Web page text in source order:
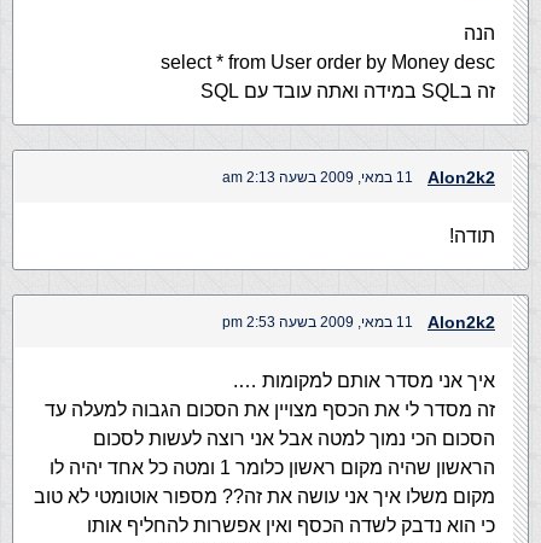
הנה
select * from User order by Money desc
זה בSQL במידה ואתה עובד עם SQL
Alon2k2 11 במאי, 2009 בשעה 2:13 am
תודה!
Alon2k2 11 במאי, 2009 בשעה 2:53 pm
איך אני מסדר אותם למקומות ….
זה מסדר לי את הכסף מצויין את הסכום הגבוה למעלה עד
הסכום הכי נמוך למטה אבל אני רוצה לעשות לסכום
הראשון שהיה מקום ראשון כלומר 1 ומטה כל אחד יהיה לו
מקום משלו איך אני עושה את זה?? מספור אוטומטי לא טוב
כי הוא נדבק לשדה הכסף ואין אפשרות להחליף אותו